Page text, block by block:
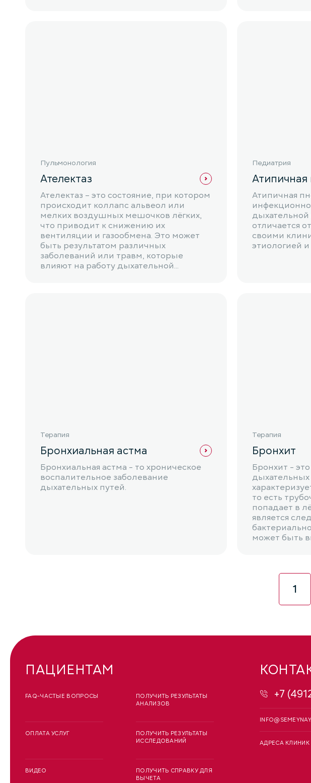
Пульмонология
Ателектаз
Ателектаз – это состояние, при котором
происходит коллапс альвеол или
мелких воздушных мешочков лёгких,
что приводит к снижению их
вентиляции и газообмена. Это может
быть результатом различных
заболеваний или травм, которые
влияют на работу дыхательной...
Педиатрия
Атипичная
отличается
своими
этиологией
Терапия
Бронхиальная астма
Бронхиальная астма - то хроническое
воспалительное заболевание
дыхательных путей.
Терапия
Бронхит
Бронхит -
дыхательных
то есть
попадает в
является
может быть
1
ПАЦИЕНТАМ
FAQ-ЧАСТЫЕ ВОПРОСЫ
ОПЛАТА УСЛУГ
ВИДЕО
ПОЛУЧИТЬ РЕЗУЛЬТАТЫ
АНАЛИЗОВ
ПОЛУЧИТЬ РЕЗУЛЬТАТЫ
ИССЛЕДОВАНИЙ
ПОЛУЧИТЬ СПРАВКУ ДЛЯ
ВЫЧЕТА
+7
АДРЕСА КЛИНИК